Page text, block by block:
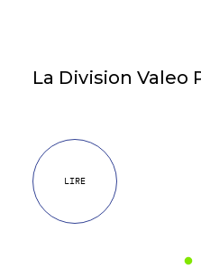
La Division Valeo
LIRE